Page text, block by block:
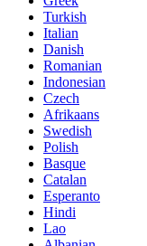
Turkish
Italian
Danish
Romanian
Indonesian
Czech
Afrikaans
Swedish
Polish
Basque
Catalan
Esperanto
Hindi
Lao